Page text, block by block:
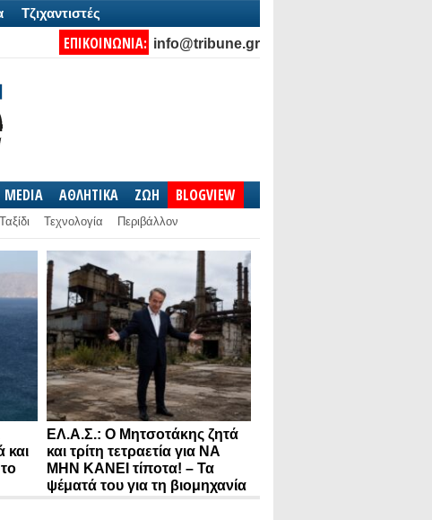
Τζιχαντιστές
ΕΠΙΚΟΙΝΩΝΙΑ: info@tribune.gr
MEDIA ΑΘΛΗΤΙΚΑ ΖΩΗ BLOGVIEW
Ταξίδι Τεχνολογία Περιβάλλον
και
ΕΛ.Α.Σ.: Ο Μητσοτάκης ζητά
και τρίτη τετραετία για ΝΑ
ΜΗΝ ΚΑΝΕΙ τίποτα! – Τα
ψέματά του για τη βιομηχανία